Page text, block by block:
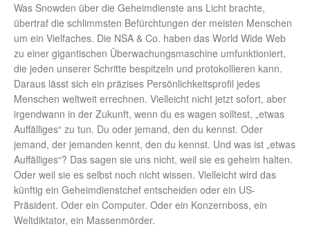
Was Snowden über die Geheimdienste ans Licht brachte,
übertraf die schlimmsten Befürchtungen der meisten Menschen
um ein Vielfaches. Die NSA & Co. haben das World Wide Web
zu einer gigantischen Überwachungsmaschine umfunktioniert,
die jeden unserer Schritte bespitzeln und protokollieren kann.
Daraus lässt sich ein präzises Persönlichkeitsprofil jedes
Menschen weltweit errechnen. Vielleicht nicht jetzt sofort, aber
irgendwann in der Zukunft, wenn du es wagen solltest, „etwas
Auffälliges“ zu tun. Du oder jemand, den du kennst. Oder
jemand, der jemanden kennt, den du kennst. Und was ist „etwas
Auffälliges“? Das sagen sie uns nicht, weil sie es geheim halten.
Oder weil sie es selbst noch nicht wissen. Vielleicht wird das
künftig ein Geheimdienstchef entscheiden oder ein US-
Präsident. Oder ein Computer. Oder ein Konzernboss, ein
Weltdiktator, ein Massenmörder.